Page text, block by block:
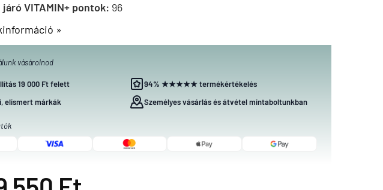
VITAMIN+ pontok: 96
»
vásárolnod
19 000 Ft felett
94% ★★★★★ termékértékelés
elismert márkák
Személyes vásárlás és átvétel mintaboltunkban